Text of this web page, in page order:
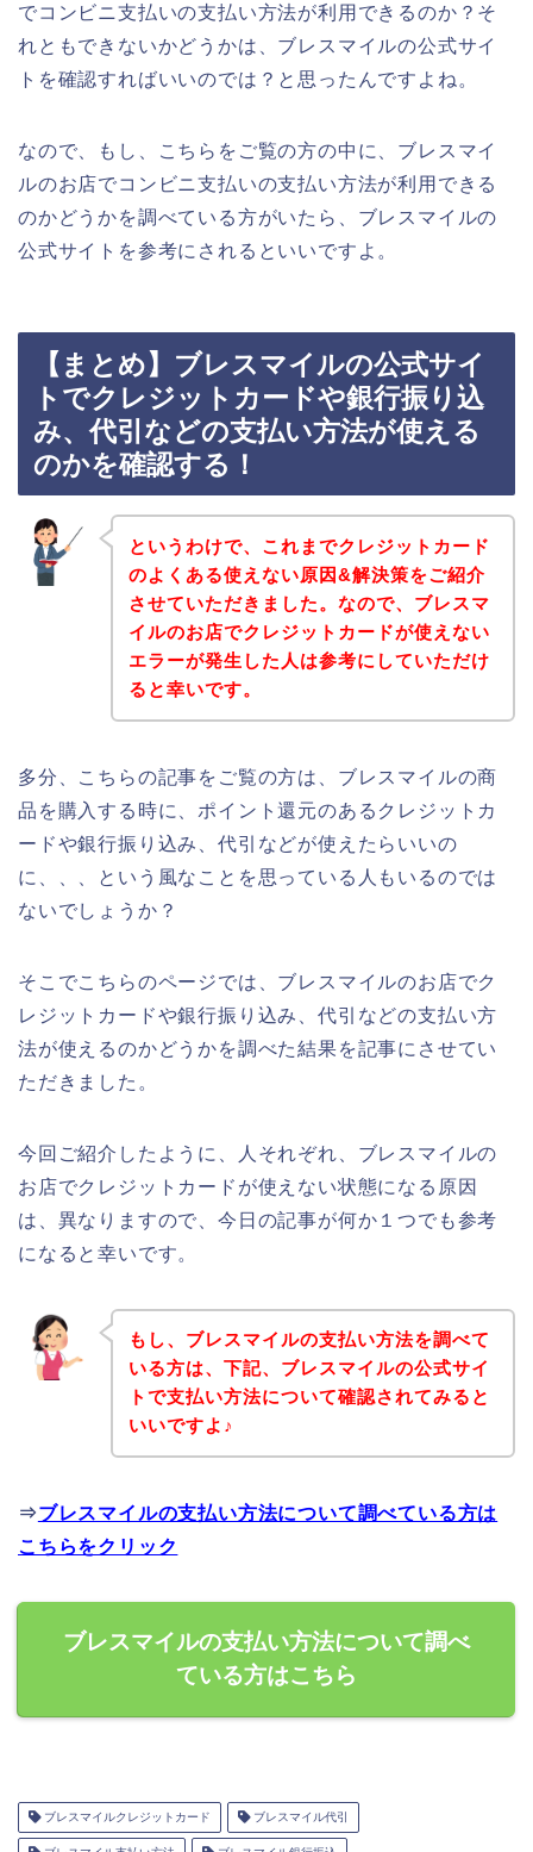
でコンビニ支払いの支払い方法が利用できるのか？そ
れともできないかどうかは、ブレスマイルの公式サイ
トを確認すればいいのでは？と思ったんですよね。
なので、もし、こちらをご覧の方の中に、ブレスマイ
ルのお店でコンビニ支払いの支払い方法が利用できる
のかどうかを調べている方がいたら、ブレスマイルの
公式サイトを参考にされるといいですよ。
【まとめ】ブレスマイルの公式サイ
トでクレジットカードや銀行振り込
み、代引などの支払い方法が使える
のかを確認する！
というわけで、これまでクレジットカード
のよくある使えない原因&解決策をご紹介
させていただきました。なので、ブレスマ
イルのお店でクレジットカードが使えない
エラーが発生した人は参考にしていただけ
ると幸いです。
多分、こちらの記事をご覧の方は、ブレスマイルの商
品を購入する時に、ポイント還元のあるクレジットカ
ードや銀行振り込み、代引などが使えたらいいの
に、、、という風なことを思っている人もいるのでは
ないでしょうか？
そこでこちらのページでは、ブレスマイルのお店でク
レジットカードや銀行振り込み、代引などの支払い方
法が使えるのかどうかを調べた結果を記事にさせてい
ただきました。
今回ご紹介したように、人それぞれ、ブレスマイルの
お店でクレジットカードが使えない状態になる原因
は、異なりますので、今日の記事が何か１つでも参考
になると幸いです。
もし、ブレスマイルの支払い方法を調べて
いる方は、下記、ブレスマイルの公式サイ
トで支払い方法について確認されてみると
いいですよ♪
⇒ブレスマイルの支払い方法について調べている方は
こちらをクリック
ブレスマイルの支払い方法について調べ
ている方はこちら
ブレスマイルクレジットカード ブレスマイル代引